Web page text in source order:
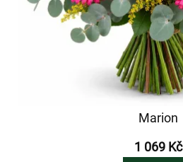
Marion
1 069 Kč